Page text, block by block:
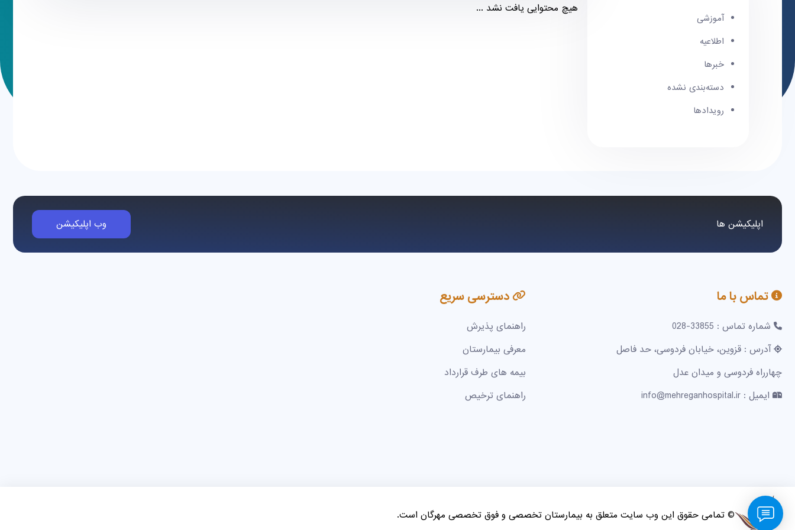
آموزشی
اطلاعیه
خبرها
دسته‌بندی نشده
رویدادها
هیچ محتوایی یافت نشد ...
اپلیکیشن ها وب اپلیکیشن
تماس با ما
شماره تماس : 33855-028
آدرس : قزوین، خیابان فردوسی، حد فاصل
چهارراه فردوسی و میدان عدل
ایمیل : info@mehreganhospital.ir
دسترسی سریع
راهنمای پذیرش
معرفی بیمارستان
بیمه های طرف قرارداد
راهنمای ترخیص
© تمامی حقوق این وب سایت متعلق به بیمارستان تخصصی و فوق تخصصی مهرگان است.